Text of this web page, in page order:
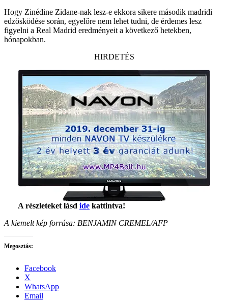
Hogy Zinédine Zidane-nak lesz-e ekkora sikere második madridi
edzősködése során, egyelőre nem lehet tudni, de érdemes lesz
figyelni a Real Madrid eredményeit a következő hetekben,
hónapokban.
HIRDETÉS
A részleteket lásd ide kattintva!
A kiemelt kép forrása: BENJAMIN CREMEL/AFP
Megosztás:
Facebook
X
WhatsApp
Email